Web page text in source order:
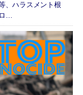
、ハラスメント根
…